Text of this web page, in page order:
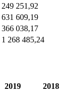
249 251,92
631 609,19
366 038,17
1 268 485,24
2019 2018